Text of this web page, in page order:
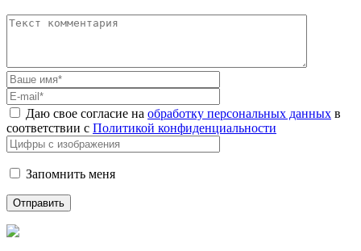
Даю свое согласие на обработку персональных данных в
соответствии с Политикой конфиденциальности
Запомнить меня